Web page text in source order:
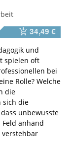
34,49 €
und
spielen oft
bei
Rolle? Welche
die
sich die
unbewusste
anhand
verstehbar